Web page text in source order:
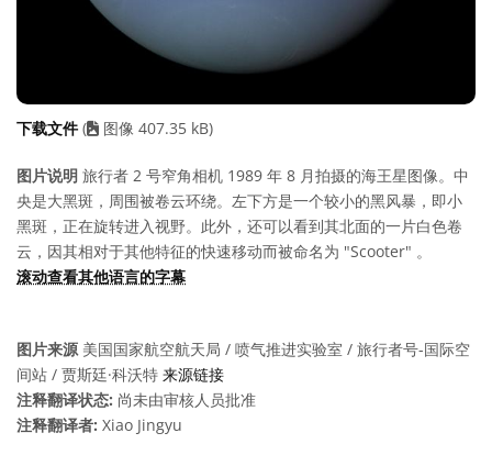
下载文件 ( 图像 407.35 kB)
图片说明 旅行者 2 号窄角相机 1989 年 8 月拍摄的海王星图像。中
央是大黑斑，周围被卷云环绕。左下方是一个较小的黑风暴，即小
黑斑，正在旋转进入视野。此外，还可以看到其北面的一片白色卷
云，因其相对于其他特征的快速移动而被命名为 "Scooter" 。
滚动查看其他语言的字幕
图片来源美国国家航空航天局 / 喷气推进实验室 / 旅行者号-国际空
间站 / 贾斯廷·科沃特 来源链接
注释翻译状态: 尚未由审核人员批准
注释翻译者: Xiao Jingyu